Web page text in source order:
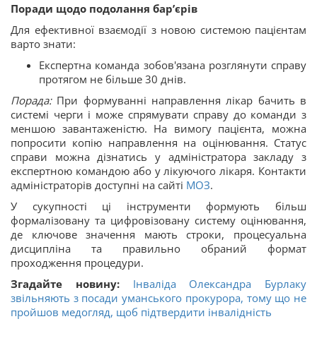
Поради щодо подолання бар’єрів
Для ефективної взаємодії з новою системою пацієнтам
варто знати:
Експертна команда зобов'язана розглянути справу
протягом не більше 30 днів.
Порада:При формуванні направлення лікар бачить в
системі черги і може спрямувати справу до команди з
меншою завантаженістю. На вимогу пацієнта, можна
попросити копію направлення на оцінювання. Статус
справи можна дізнатись у адміністратора закладу з
експертною командою або у лікуючого лікаря. Контакти
адміністраторів доступні на сайті МОЗ.
У сукупності ці інструменти формують більш
формалізовану та цифровізовану систему оцінювання,
де ключове значення мають строки, процесуальна
дисципліна та правильно обраний формат
проходження процедури.
Згадайте новину: Інваліда Олександра Бурлаку
звільняють з посади уманського прокурора, тому що не
пройшов медогляд, щоб підтвердити інвалідність